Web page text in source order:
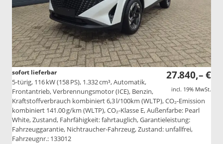
27.840,– €
incl. 19% MwSt.
sofort lieferbar
5-türig, 116 kW (158 PS), 1.332 cm³, Automatik,
Frontantrieb, Verbrennungsmotor (ICE), Benzin,
Kraftstoffverbrauch kombiniert 6,3 l/100km (WLTP), CO₂-Emission
kombiniert 141.00 g/km (WLTP), CO₂-Klasse E, Außenfarbe: Pearl
White, Zustand, Fahrfähigkeit: fahrtauglich, Garantieleistung:
Fahrzeuggarantie, Nichtraucher-Fahrzeug, Zustand: unfallfrei,
Fahrzeugnr.: 133012